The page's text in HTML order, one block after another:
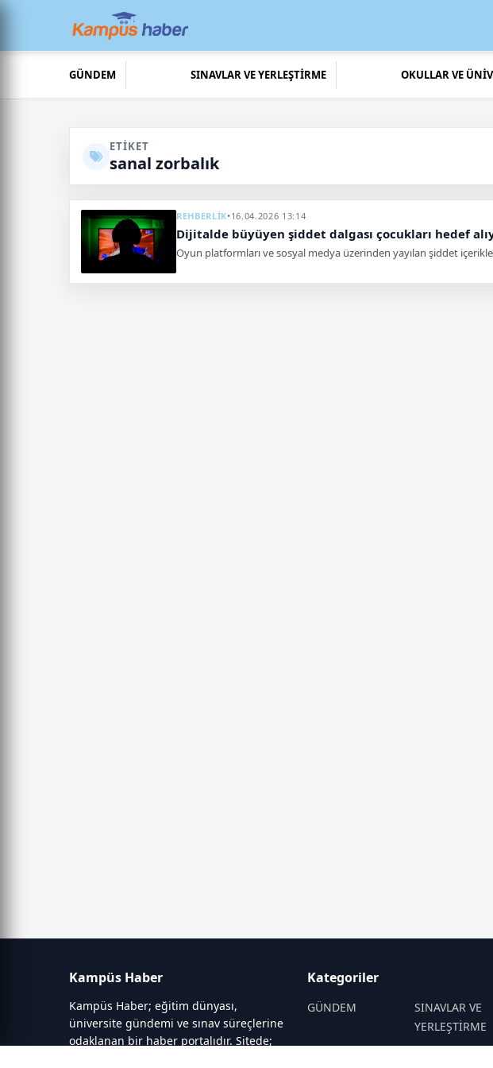
GÜNDEM SINAVLAR VE YERLEŞTİRME OKULLAR VE
ETIKET
sanal zorbalık
REHBERLİK•16.04.2026 13:14
Dijitalde büyüyen şiddet dalgası çocukları hedef
Oyun platformları ve sosyal medya üzerinden yayılan şiddet
Kampüs Haber
Kampüs Haber; eğitim dünyası,
üniversite gündemi ve sınav süreçlerine
odaklanan bir haber portalıdır. Sitede;
Kategoriler
GÜNDEM
SINAVLAR VE
YERLEŞTİRME